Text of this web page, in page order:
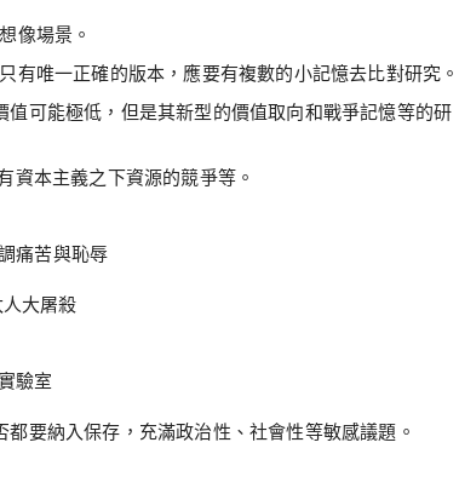
像場景。
唯一正確的版本，應要有複數的小記憶去比對研究。
可能極低，但是其新型的價值取向和戰爭記憶等的研
資本主義之下資源的競爭等。
痛苦與恥辱
大屠殺
驗室
要納入保存，充滿政治性、社會性等敏感議題。